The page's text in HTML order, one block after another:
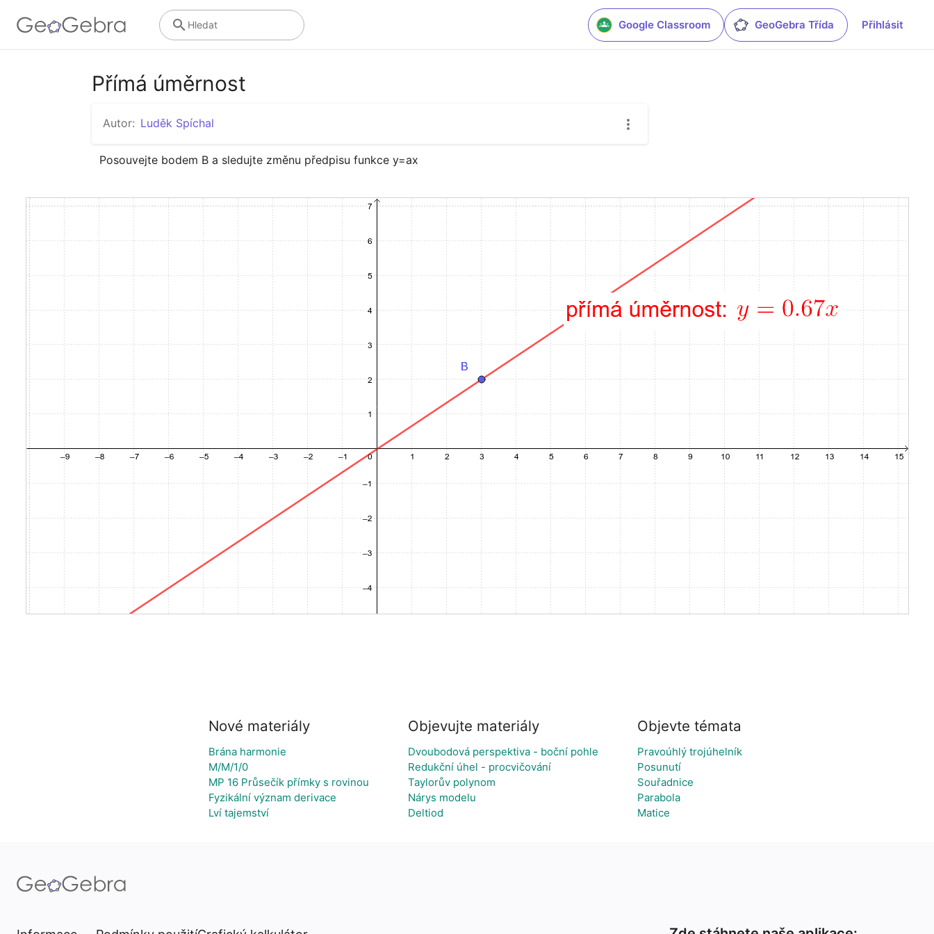
Google Classroom GeoGebra Třída Přihlásit
Hledat
Přímá úměrnost
Autor: Luděk Spíchal
Posouvejte bodem B a sledujte změnu předpisu funkce y=ax
Nové materiály
Brána harmonie
M/M/1/0
MP 16 Průsečík přímky s rovinou
Fyzikální význam derivace
Lví tajemství
Objevujte materiály
Dvoubodová perspektiva - boční pohle
Redukční úhel - procvičování
Taylorův polynom
Nárys modelu
Deltiod
Objevte témata
Pravoúhlý trojúhelník
Posunutí
Souřadnice
Parabola
Matice